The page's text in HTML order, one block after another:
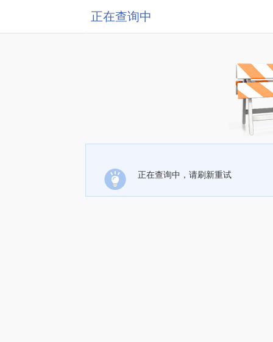
正在查询中
正在查询中，请刷新重试